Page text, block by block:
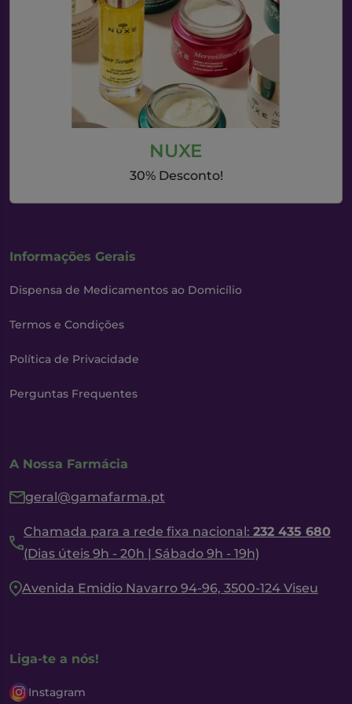
NUXE
30% Desconto!
Informações Gerais
Dispensa de Medicamentos ao Domicílio
Termos e Condições
Política de Privacidade
Perguntas Frequentes
A Nossa Farmácia
geral@gamafarma.pt
Chamada para a rede fixa nacional: 232 435 680
(Dias úteis 9h - 20h | Sábado 9h - 19h)
Avenida Emidio Navarro 94-96, 3500-124 Viseu
Liga-te a nós!
Instagram